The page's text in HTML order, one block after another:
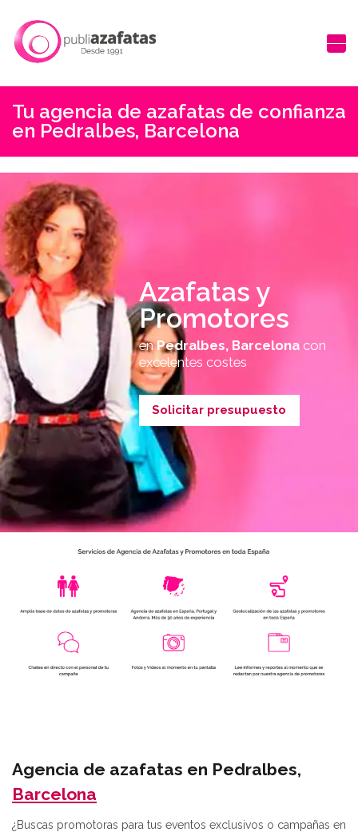
Tu agencia de azafatas de confianza
en Pedralbes, Barcelona
Azafatas y
Promotores
enPedralbes, Barcelonacon
excelentes costes
Solicitar presupuesto
Agencia de azafatas en Pedralbes,
Barcelona
¿Buscas promotoras para tus eventos exclusivos o campañas en